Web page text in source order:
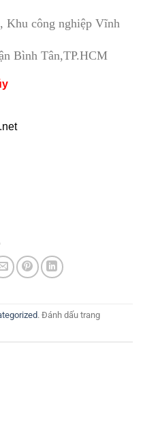
công nghiệp Vĩnh
Bình Tân,TP.HCM
. Đánh dấu trang